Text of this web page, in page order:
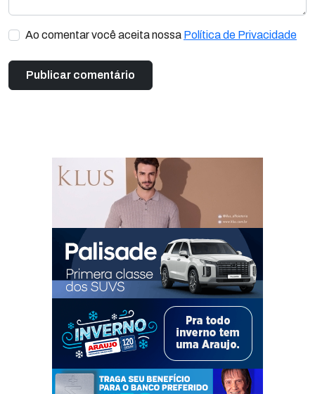
Ao comentar você aceita nossa Política de Privacidade